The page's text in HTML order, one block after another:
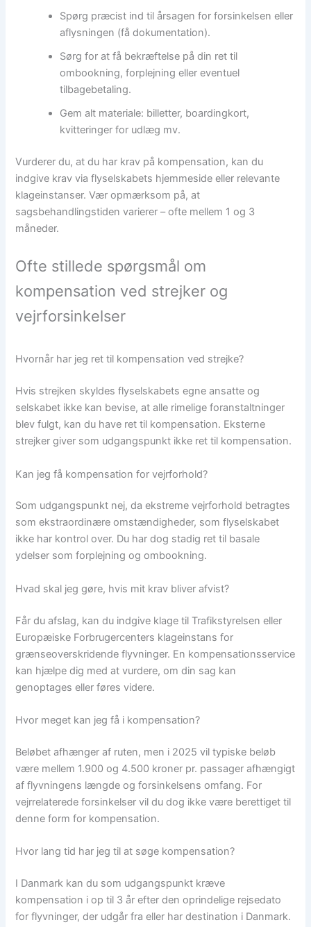
Spørg præcist ind til årsagen for forsinkelsen eller
aflysningen (få dokumentation).
Sørg for at få bekræftelse på din ret til
ombookning, forplejning eller eventuel
tilbagebetaling.
Gem alt materiale: billetter, boardingkort,
kvitteringer for udlæg mv.
Vurderer du, at du har krav på kompensation, kan du
indgive krav via flyselskabets hjemmeside eller relevante
klageinstanser. Vær opmærksom på, at
sagsbehandlingstiden varierer – ofte mellem 1 og 3
måneder.
Ofte stillede spørgsmål om
kompensation ved strejker og
vejrforsinkelser
Hvornår har jeg ret til kompensation ved strejke?
Hvis strejken skyldes flyselskabets egne ansatte og
selskabet ikke kan bevise, at alle rimelige foranstaltninger
blev fulgt, kan du have ret til kompensation. Eksterne
strejker giver som udgangspunkt ikke ret til kompensation.
Kan jeg få kompensation for vejrforhold?
Som udgangspunkt nej, da ekstreme vejrforhold betragtes
som ekstraordinære omstændigheder, som flyselskabet
ikke har kontrol over. Du har dog stadig ret til basale
ydelser som forplejning og ombookning.
Hvad skal jeg gøre, hvis mit krav bliver afvist?
Får du afslag, kan du indgive klage til Trafikstyrelsen eller
Europæiske Forbrugercenters klageinstans for
grænseoverskridende flyvninger. En kompensationsservice
kan hjælpe dig med at vurdere, om din sag kan
genoptages eller føres videre.
Hvor meget kan jeg få i kompensation?
Beløbet afhænger af ruten, men i 2025 vil typiske beløb
være mellem 1.900 og 4.500 kroner pr. passager afhængigt
af flyvningens længde og forsinkelsens omfang. For
vejrrelaterede forsinkelser vil du dog ikke være berettiget til
denne form for kompensation.
Hvor lang tid har jeg til at søge kompensation?
I Danmark kan du som udgangspunkt kræve
kompensation i op til 3 år efter den oprindelige rejsedato
for flyvninger, der udgår fra eller har destination i Danmark.